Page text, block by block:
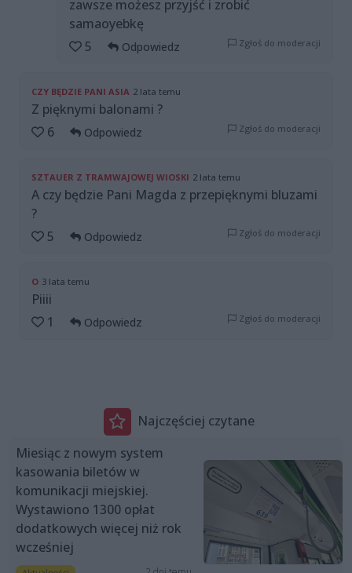
zawsze możesz przyjść i zrobić
samaoyebkę
5
Odpowiedz Zgłoś do moderacji
CZY BĘDZIE PANI ASIA 2 lata temu
Z pięknymi balonami ?
6
Odpowiedz Zgłoś do moderacji
SZTAUER Z TRAMWAJOWEJ WIOSKI 2 lata temu
A czy będzie Pani Magda z przepięknymi bluzami
?
5
Odpowiedz Zgłoś do moderacji
O 3 lata temu
Piiii
1
Odpowiedz Zgłoś do moderacji
Najczęściej czytane
Miesiąc z nowym system
kasowania biletów w
komunikacji miejskiej.
Wystawiono 1300 opłat
dodatkowych więcej niż rok
wcześniej